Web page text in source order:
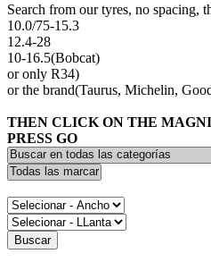
Search from our tyres, no spacing,
10.0/75-15.3
12.4-28
10-16.5(Bobcat)
or only R34)
or the brand(Taurus, Michelin,
THEN CLICK ON THE
PRESS GO